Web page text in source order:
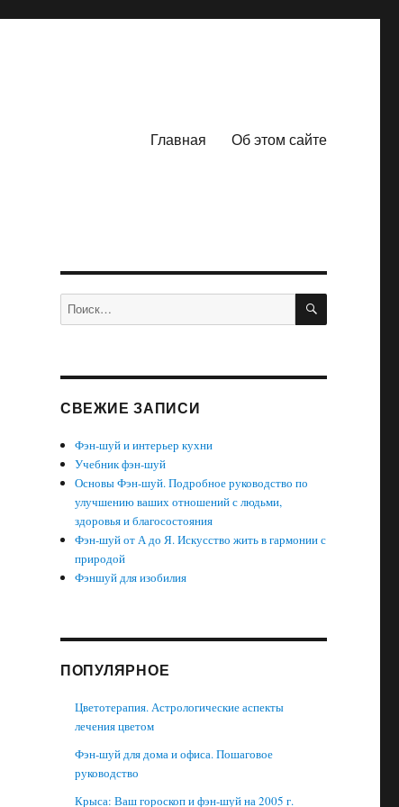
Главная Об этом сайте
Искать: ПОИСК
СВЕЖИЕ ЗАПИСИ
Фэн-шуй и интерьер кухни
Учебник фэн-шуй
Основы Фэн-шуй. Подробное руководство по
улучшению ваших отношений с людьми,
здоровья и благосостояния
Фэн-шуй от А до Я. Искусство жить в гармонии с
природой
Фэншуй для изобилия
ПОПУЛЯРНОЕ
Цветотерапия. Астрологические аспекты
лечения цветом
Фэн-шуй для дома и офиса. Пошаговое
руководство
Крыса: Ваш гороскоп и фэн-шуй на 2005 г.